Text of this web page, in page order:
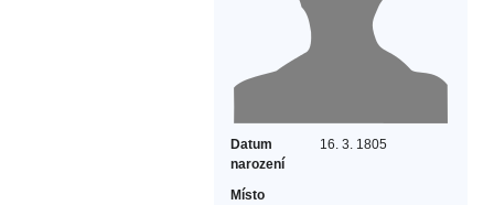
Datum
narození
16. 3. 1805
Místo